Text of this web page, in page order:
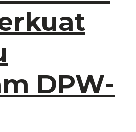
DPW-